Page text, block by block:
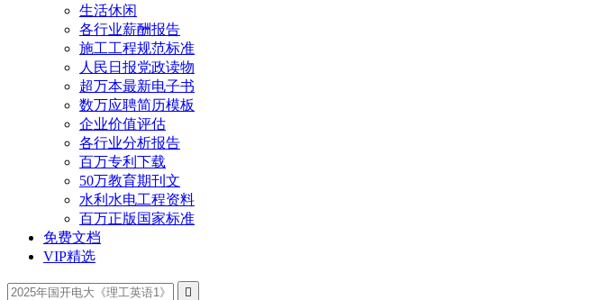
生活休闲
各行业薪酬报告
施工工程规范标准
人民日报党政读物
超万本最新电子书
数万应聘简历模板
企业价值评估
各行业分析报告
百万专利下载
50万教育期刊文
水利水电工程资料
百万正版国家标准
免费文档
VIP精选
